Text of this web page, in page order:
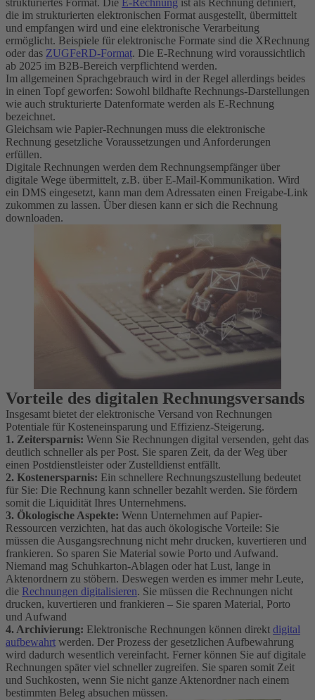
die im strukturierten elektronischen Format ausgestellt, übermittelt
und empfangen wird und eine elektronische Verarbeitung
ermöglicht. Beispiele für elektronische Formate sind die XRechnung
oder das ZUGFeRD-Format. Die E-Rechnung wird voraussichtlich
ab 2025 im B2B-Bereich verpflichtend werden.
Im allgemeinen Sprachgebrauch wird in der Regel allerdings beides
in einen Topf geworfen: Sowohl bildhafte Rechnungs-Darstellungen
wie auch strukturierte Datenformate werden als E-Rechnung
bezeichnet.
Gleichsam wie Papier-Rechnungen muss die elektronische
Rechnung gesetzliche Voraussetzungen und Anforderungen
erfüllen.
Digitale Rechnungen werden dem Rechnungsempfänger über
digitale Wege übermittelt, z.B. über E-Mail-Kommunikation. Wird
ein DMS eingesetzt, kann man dem Adressaten einen Freigabe-Link
zukommen zu lassen. Über diesen kann er sich die Rechnung
downloaden.
Vorteile des digitalen Rechnungsversands
Insgesamt bietet der elektronische Versand von Rechnungen
Potentiale für Kosteneinsparung und Effizienz-Steigerung.
1. Zeitersparnis: Wenn Sie Rechnungen digital versenden, geht das
deutlich schneller als per Post. Sie sparen Zeit, da der Weg über
einen Postdienstleister oder Zustelldienst entfällt.
2. Kostenersparnis: Ein schnellere Rechnungszustellung bedeutet
für Sie: Die Rechnung kann schneller bezahlt werden. Sie fördern
somit die Liquidität Ihres Unternehmens.
3. Ökologische Aspekte: Wenn Unternehmen auf Papier-
Ressourcen verzichten, hat das auch ökologische Vorteile: Sie
müssen die Ausgangsrechnung nicht mehr drucken, kuvertieren und
frankieren. So sparen Sie Material sowie Porto und Aufwand.
Niemand mag Schuhkarton-Ablagen oder hat Lust, lange in
Aktenordnern zu stöbern. Deswegen werden es immer mehr Leute,
die Rechnungen digitalisieren. Sie müssen die Rechnungen nicht
drucken, kuvertieren und frankieren – Sie sparen Material, Porto
und Aufwand
4. Archivierung: Elektronische Rechnungen können direkt digital
aufbewahrt werden. Der Prozess der gesetzlichen Aufbewahrung
wird dadurch wesentlich vereinfacht. Ferner können Sie auf digitale
Rechnungen später viel schneller zugreifen. Sie sparen somit Zeit
und Suchkosten, wenn Sie nicht ganze Aktenordner nach einem
bestimmten Beleg absuchen müssen.